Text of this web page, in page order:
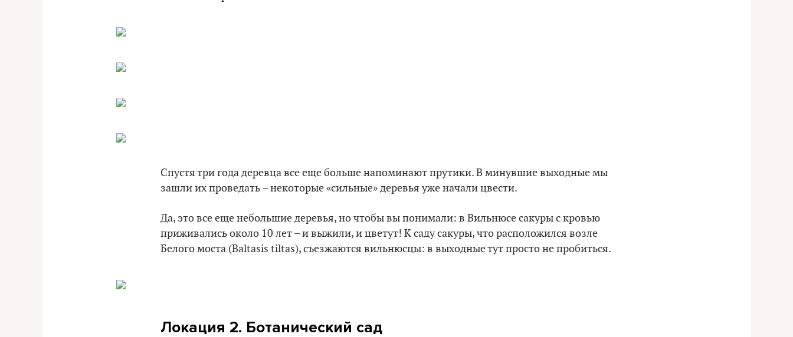
Спустя три года деревца все еще больше напоминают прутики. В минувшие выходные мы
зашли их проведать – некоторые «сильные» деревья уже начали цвести.
Да, это все еще небольшие деревья, но чтобы вы понимали: в Вильнюсе сакуры с кровью
приживались около 10 лет – и выжили, и цветут! К саду сакуры, что расположился возле
Белого моста (Baltasis tiltas), съезжаются вильнюсцы: в выходные тут просто не пробиться.
Локация 2. Ботанический сад